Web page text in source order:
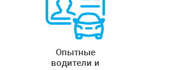
Опытные
водители и